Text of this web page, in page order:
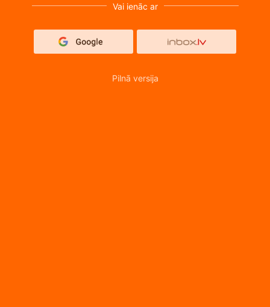
Vai ienāc ar
Pilnā versija